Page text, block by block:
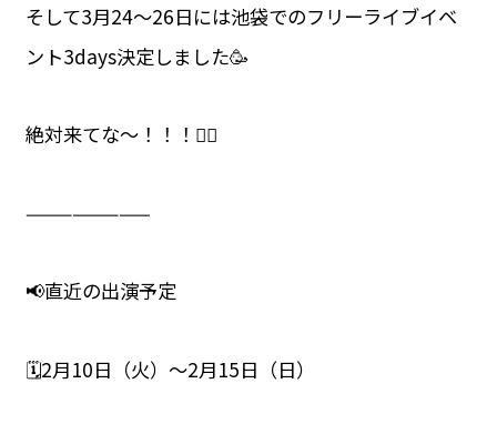
そして3月24〜26日には池袋でのフリーライブイベ
ント3days決定しました🥳
絶対来てな〜！！！🏃‍♀️
————————
📢直近の出演予定
🗓️2月10日（火）〜2月15日（日）